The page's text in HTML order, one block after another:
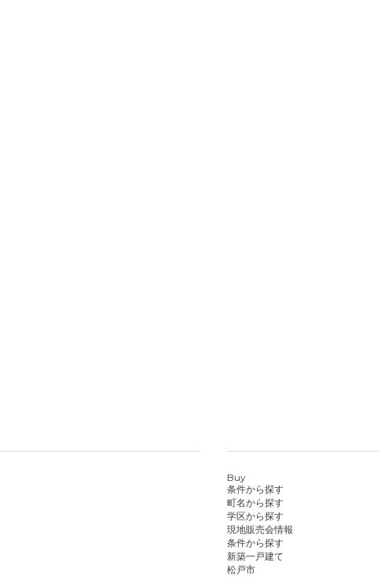
Buy
条件から探す
町名から探す
学区から探す
現地販売会情報
条件から探す
新築一戸建て
松戸市